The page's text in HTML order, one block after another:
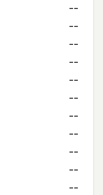
--
--
--
--
--
--
--
--
--
--
--